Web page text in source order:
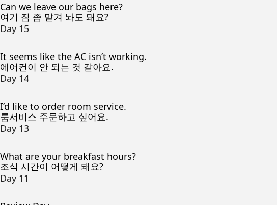
Can we leave our bags here?
여기 짐 좀 맡겨 놔도 돼요?
Day 15
It seems like the AC isn’t working.
에어컨이 안 되는 것 같아요.
Day 14
I’d like to order room service.
룸서비스 주문하고 싶어요.
Day 13
What are your breakfast hours?
조식 시간이 어떻게 돼요?
Day 11